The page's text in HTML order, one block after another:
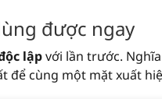
được ngay
lậpvới lần trước.
để cùng một mặt xuất